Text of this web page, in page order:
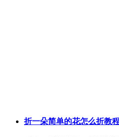
折一朵简单的花怎么折教